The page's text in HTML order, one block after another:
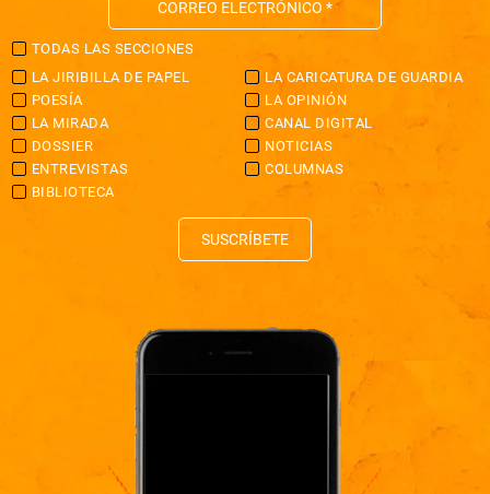
TODAS LAS SECCIONES
LA JIRIBILLA DE PAPEL
LA CARICATURA DE GUARDIA
POESÍA
LA OPINIÓN
LA MIRADA
CANAL DIGITAL
DOSSIER
NOTICIAS
ENTREVISTAS
COLUMNAS
BIBLIOTECA
SUSCRÍBETE